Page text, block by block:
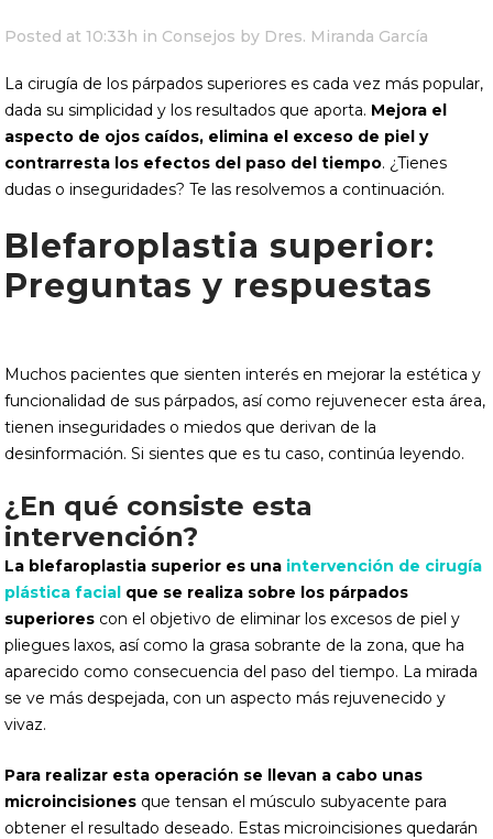
Posted at 10:33h in Consejos by Dres. Miranda García
La cirugía de los párpados superiores es cada vez más popular,
dada su simplicidad y los resultados que aporta. Mejora el
aspecto de ojos caídos, elimina el exceso de piel y
contrarresta los efectos del paso del tiempo. ¿Tienes
dudas o inseguridades? Te las resolvemos a continuación.
Blefaroplastia superior:
Preguntas y respuestas
Muchos pacientes que sienten interés en mejorar la estética y
funcionalidad de sus párpados, así como rejuvenecer esta área,
tienen inseguridades o miedos que derivan de la
desinformación. Si sientes que es tu caso, continúa leyendo.
¿En qué consiste esta
intervención?
La blefaroplastia superior es una intervención de cirugía
plástica facial que se realiza sobre los párpados
superiores con el objetivo de eliminar los excesos de piel y
pliegues laxos, así como la grasa sobrante de la zona, que ha
aparecido como consecuencia del paso del tiempo. La mirada
se ve más despejada, con un aspecto más rejuvenecido y
vivaz.
Para realizar esta operación se llevan a cabo unas
microincisiones que tensan el músculo subyacente para
obtener el resultado deseado. Estas microincisiones quedarán